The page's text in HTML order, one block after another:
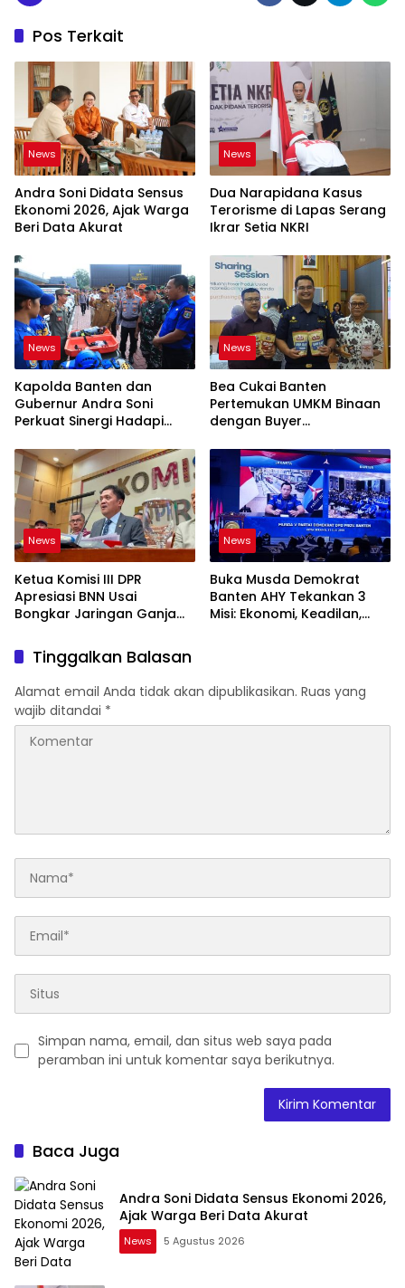
Pos Terkait
News
Andra Soni Didata Sensus
Ekonomi 2026, Ajak Warga
Beri Data Akurat
News
Dua Narapidana Kasus
Terorisme di Lapas Serang
Ikrar Setia NKRI
News
Kapolda Banten dan
Gubernur Andra Soni
Perkuat Sinergi Hadapi
News
Bea Cukai Banten
Pertemukan UMKM Binaan
dengan Buyer
News
Ketua Komisi III DPR
Apresiasi BNN Usai
Bongkar Jaringan Ganja
News
Buka Musda Demokrat
Banten AHY Tekankan 3
Misi: Ekonomi, Keadilan,
Tinggalkan Balasan
Alamat email Anda tidak akan dipublikasikan. Ruas yang
wajib ditandai *
Simpan nama, email, dan situs web saya pada
peramban ini untuk komentar saya berikutnya.
Baca Juga
Andra Soni Didata Sensus Ekonomi 2026,
Ajak Warga Beri Data Akurat
News 5 Agustus 2026